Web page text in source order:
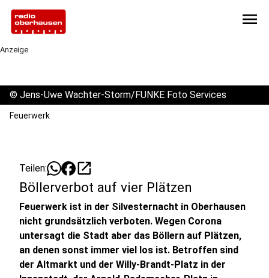
menu
Anzeige
© Jens-Uwe Wachter-Storm/FUNKE Foto Services
Feuerwerk
Teilen: open_in_new
Böllerverbot auf vier Plätzen
Feuerwerk ist in der Silvesternacht in Oberhausen
nicht grundsätzlich verboten. Wegen Corona
untersagt die Stadt aber das Böllern auf Plätzen,
an denen sonst immer viel los ist. Betroffen sind
der Altmarkt und der Willy-Brandt-Platz in der